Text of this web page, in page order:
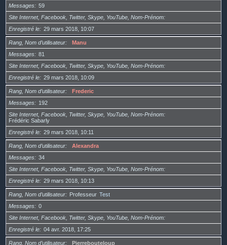
Messages
59
Site Internet, Facebook, Twitter, Skype, YouTube, Nom-Prénom
Enregistré le
29 mars 2018, 10:07
Rang, Nom d’utilisateur
Manu
Messages
81
Site Internet, Facebook, Twitter, Skype, YouTube, Nom-Prénom
Enregistré le
29 mars 2018, 10:09
Rang, Nom d’utilisateur
Frederic
Messages
192
Site Internet, Facebook, Twitter, Skype, YouTube, Nom-Prénom
Frédéric Sabarly
Enregistré le
29 mars 2018, 10:11
Rang, Nom d’utilisateur
Alexandra
Messages
34
Site Internet, Facebook, Twitter, Skype, YouTube, Nom-Prénom
Enregistré le
29 mars 2018, 10:13
Rang, Nom d’utilisateur Professeur Test
Messages
0
Site Internet, Facebook, Twitter, Skype, YouTube, Nom-Prénom
Enregistré le
04 avr. 2018, 17:25
Rang, Nom d’utilisateur
Pierrebouteloup